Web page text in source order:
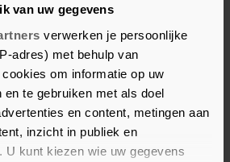
van uw gegevens
verwerken je persoonlijke
adres) met behulp van
om informatie op uw
en te gebruiken met als doel
en content, metingen aan
inzicht in publiek en
U kunt kiezen wie uw gegevens